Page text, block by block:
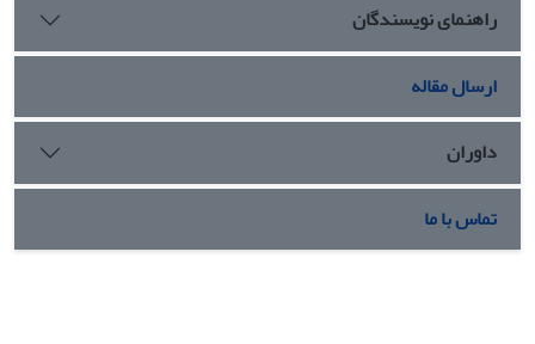
راهنمای نویسندگان
ارسال مقاله
داوران
تماس با ما